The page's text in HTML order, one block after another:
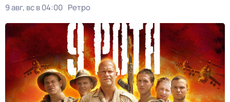
9 авг, вс в 04:00 Ретро